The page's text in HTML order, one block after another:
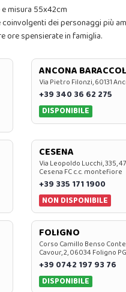
misura 55x42cm
coinvolgenti dei personaggi più
ore spensierate in famiglia.
ANCONA
Via Pietro Filonzi, 60131
+39 340 36 62 275
DISPONIBILE
CESENA
Via Leopoldo Lucchi, 335,
Cesena FC c.c. montefiore
+39 335 171 1900
NON DISPONIBILE
FOLIGNO
Corso Camillo Benso
Cavour, 2, 06034 Foligno PG
+39 0742 197 93 76
DISPONIBILE